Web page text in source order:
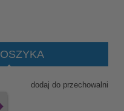
dodaj do przechowalni